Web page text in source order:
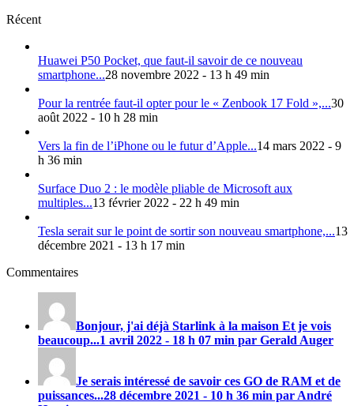
Récent
Huawei P50 Pocket, que faut-il savoir de ce nouveau
smartphone...28 novembre 2022 - 13 h 49 min
Pour la rentrée faut-il opter pour le « Zenbook 17 Fold »,...30
août 2022 - 10 h 28 min
Vers la fin de l’iPhone ou le futur d’Apple...14 mars 2022 - 9
h 36 min
Surface Duo 2 : le modèle pliable de Microsoft aux
multiples...13 février 2022 - 22 h 49 min
Tesla serait sur le point de sortir son nouveau smartphone,...13
décembre 2021 - 13 h 17 min
Commentaires
Bonjour, j'ai déjà Starlink à la maison Et je vois
beaucoup...1 avril 2022 - 18 h 07 min par Gerald Auger
Je serais intéressé de savoir ces GO de RAM et de
puissances...28 décembre 2021 - 10 h 36 min par André